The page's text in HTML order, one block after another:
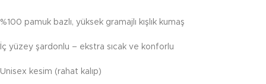
%100 pamuk bazlı, yüksek gramajlı kışlık kumaş
İç yüzey şardonlu – ekstra sıcak ve konforlu
Unisex kesim (rahat kalıp)